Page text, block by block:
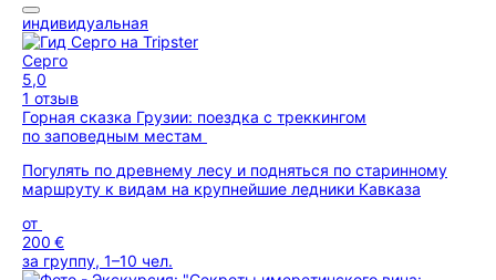
индивидуальная
Серго
5,0
1 отзыв
Горная сказка Грузии: поездка с треккингом
по заповедным местам
Погулять по древнему лесу и подняться по старинному
маршруту к видам на крупнейшие ледники Кавказа
от
200 €
за группу, 1–10 чел.